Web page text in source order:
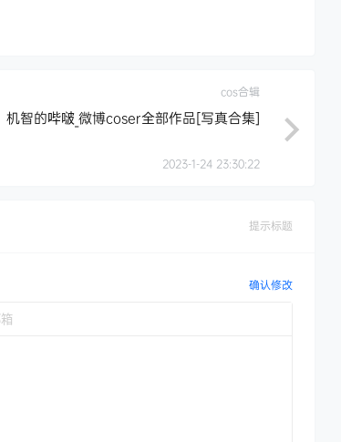
cos合辑
机智的哔啵_微博coser全部作品[写真合集]
2023-1-24 23:30:22
提示标题
确认修改